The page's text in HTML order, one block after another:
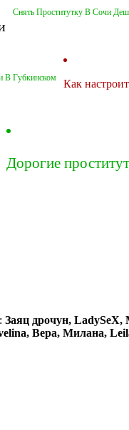
Снять Проститутку В Сочи
В Губкинском Как
Дорогие
Заяц дрочун,
Вера, Милана,